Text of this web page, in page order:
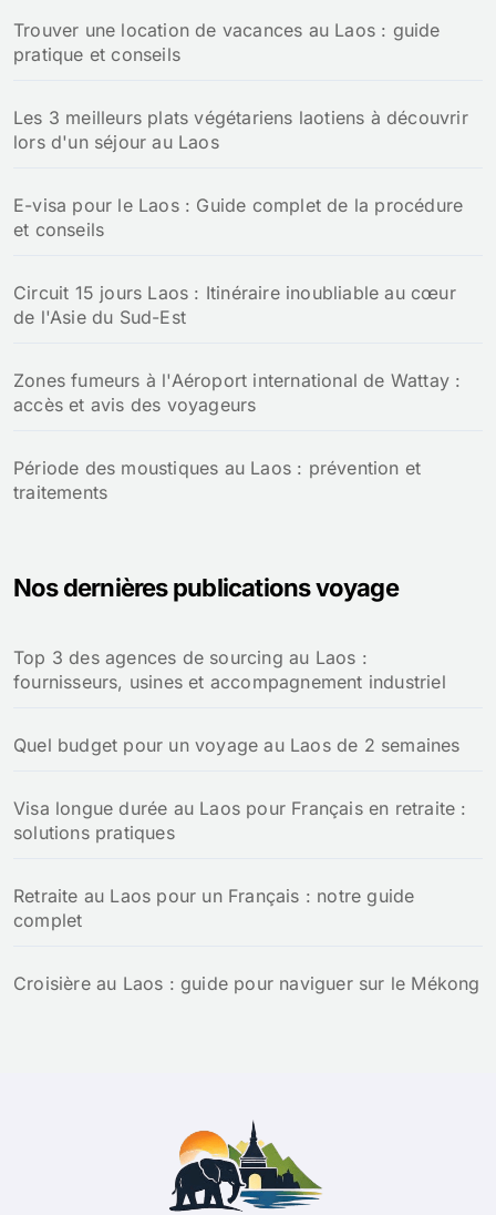
Trouver une location de vacances au Laos : guide
pratique et conseils
Les 3 meilleurs plats végétariens laotiens à découvrir
lors d'un séjour au Laos
E-visa pour le Laos : Guide complet de la procédure
et conseils
Circuit 15 jours Laos : Itinéraire inoubliable au cœur
de l'Asie du Sud-Est
Zones fumeurs à l'Aéroport international de Wattay :
accès et avis des voyageurs
Période des moustiques au Laos : prévention et
traitements
Nos dernières publications voyage
Top 3 des agences de sourcing au Laos :
fournisseurs, usines et accompagnement industriel
Quel budget pour un voyage au Laos de 2 semaines
Visa longue durée au Laos pour Français en retraite :
solutions pratiques
Retraite au Laos pour un Français : notre guide
complet
Croisière au Laos : guide pour naviguer sur le Mékong